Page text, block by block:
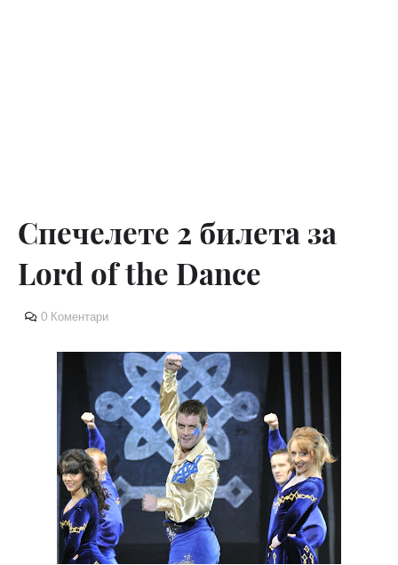
Спечелете 2 билета за
Lord of the Dance
0 Коментари